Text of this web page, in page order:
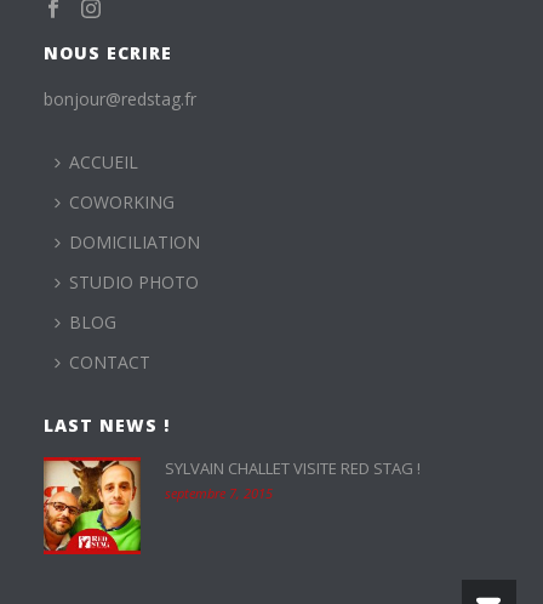
NOUS ECRIRE
bonjour@redstag.fr
ACCUEIL
COWORKING
DOMICILIATION
STUDIO PHOTO
BLOG
CONTACT
LAST NEWS !
SYLVAIN CHALLET VISITE RED STAG !
septembre 7, 2015